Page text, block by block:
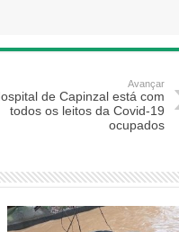
Avançar
de Capinzal está com
todos os leitos da Covid-19
ocupados